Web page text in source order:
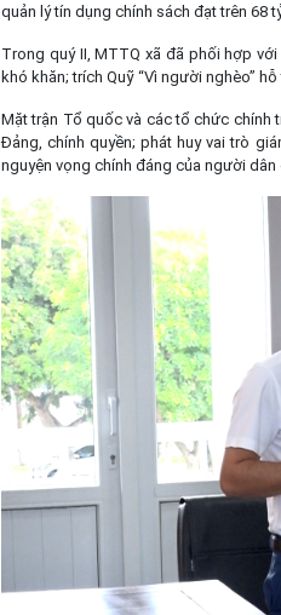
quản lý tín dụng chính sách đạt trên 68
Trong quý II, MTTQ xã đã phối hợp
khó khăn; trích Quỹ “Vì người nghèo”
Mặt trận Tổ quốc và các tổ chức chính
Đảng, chính quyền; phát huy vai trò
nguyện vọng chính đáng của người dân